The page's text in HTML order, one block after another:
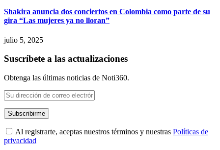
Shakira anuncia dos conciertos en Colombia como parte de su
gira “Las mujeres ya no lloran”
julio 5, 2025
Suscríbete a las actualizaciones
Obtenga las últimas noticias de Noti360.
Al registrarte, aceptas nuestros términos y nuestras Políticas de
privacidad